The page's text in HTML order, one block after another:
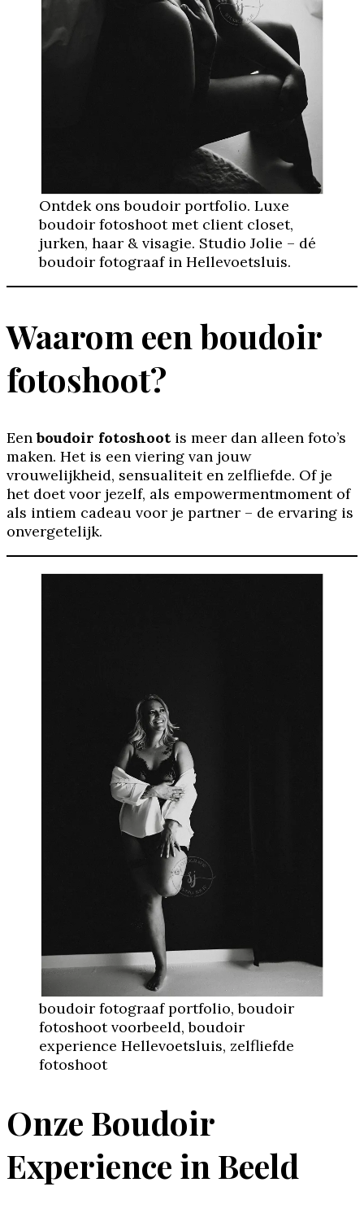
Ontdek ons boudoir portfolio. Luxe
boudoir fotoshoot met client closet,
jurken, haar & visagie. Studio Jolie – dé
boudoir fotograaf in Hellevoetsluis.
Waarom een boudoir
fotoshoot?
Eenboudoir fotoshoot is meer dan alleen foto’s
maken. Het is een viering van jouw
vrouwelijkheid, sensualiteit en zelfliefde. Of je
het doet voor jezelf, als empowermentmoment of
als intiem cadeau voor je partner – de ervaring is
onvergetelijk.
boudoir fotograaf portfolio, boudoir
fotoshoot voorbeeld, boudoir
experience Hellevoetsluis, zelfliefde
fotoshoot
Onze Boudoir
Experience in Beeld